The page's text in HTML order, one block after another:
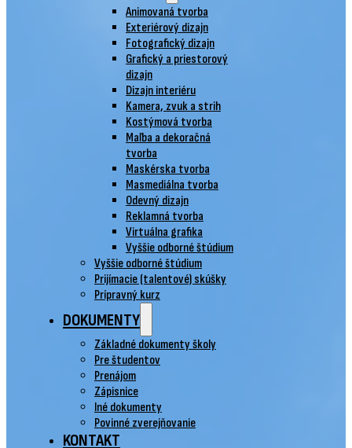
Animovaná tvorba
Exteriérový dizajn
Fotografický dizajn
Grafický a priestorový
dizajn
Dizajn interiéru
Kamera, zvuk a strih
Kostýmová tvorba
Maľba a dekoračná
tvorba
Maskérska tvorba
Masmediálna tvorba
Odevný dizajn
Reklamná tvorba
Virtuálna grafika
Vyššie odborné štúdium
Vyššie odborné štúdium
Prijímacie (talentové) skúšky
Prípravný kurz
DOKUMENTY
Základné dokumenty školy
Pre študentov
Prenájom
Zápisnice
Iné dokumenty
Povinné zverejňovanie
KONTAKT